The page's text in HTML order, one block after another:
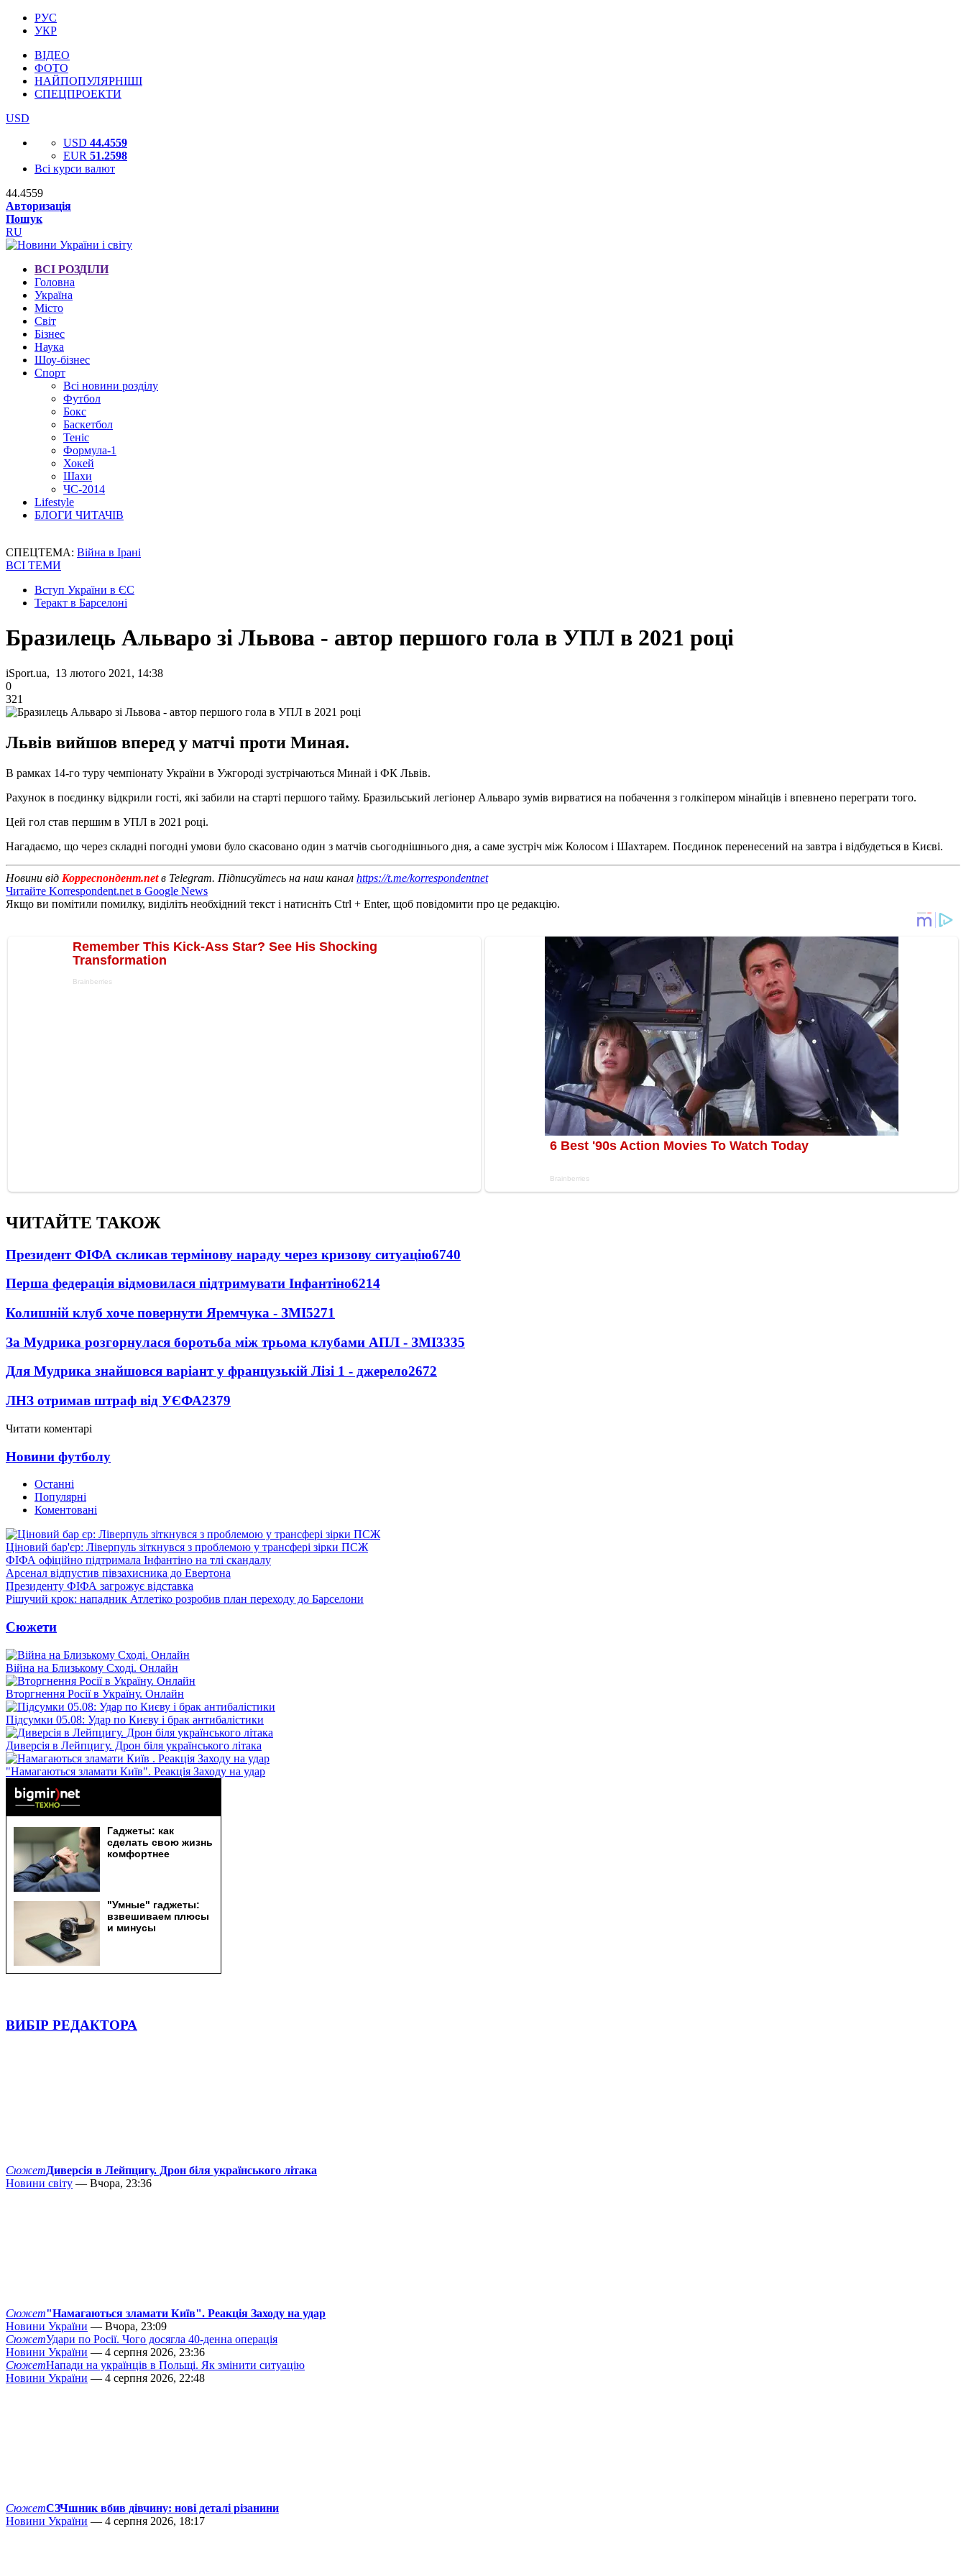
РУС
УКР
ВІДЕО
ФОТО
НАЙПОПУЛЯРНІШІ
СПЕЦПРОЕКТИ
USD
USD 44.4559
EUR 51.2598
Всі курси валют
44.4559
Авторизація
Пошук
RU
ВСІ РОЗДІЛИ
Головна
Україна
Місто
Світ
Бізнес
Наука
Шоу-бізнес
Спорт
Всі новини розділу
Футбол
Бокс
Баскетбол
Теніс
Формула-1
Хокей
Шахи
ЧС-2014
Lifestyle
БЛОГИ ЧИТАЧІВ
СПЕЦТЕМА: Війна в Ірані
ВСІ ТЕМИ
Вступ України в ЄС
Теракт в Барселоні
Бразилець Альваро зі Львова - автор першого гола в УПЛ в 2021 році
iSport.ua, 13 лютого 2021, 14:38
0
321
Львів вийшов вперед у матчі проти Миная.
В рамках 14-го туру чемпіонату України в Ужгороді зустрічаються Минай і ФК Львів.
Рахунок в поєдинку відкрили гості, які забили на старті першого тайму. Бразильський легіонер Альваро зумів вирватися на побачення з голкіпером мінайців і впевнено переграти того.
Цей гол став першим в УПЛ в 2021 році.
Нагадаємо, що через складні погодні умови було скасовано один з матчів сьогоднішнього дня, а саме зустріч між Колосом і Шахтарем. Поєдинок перенесений на завтра і відбудеться в Києві.
Новини від Корреспондент.netв Telegram. Підписуйтесь на наш канал https://t.me/korrespondentnet
Читайте Korrespondent.net в Google News
Якщо ви помітили помилку, виділіть необхідний текст і натисніть Ctrl + Enter, щоб повідомити про це редакцію.
ЧИТАЙТЕ ТАКОЖ
Президент ФІФА скликав термінову нараду через кризову ситуацію6740
Перша федерація відмовилася підтримувати Інфантіно6214
Колишній клуб хоче повернути Яремчука - ЗМІ5271
За Мудрика розгорнулася боротьба між трьома клубами АПЛ - ЗМІ3335
Для Мудрика знайшовся варіант у французькій Лізі 1 - джерело2672
ЛНЗ отримав штраф від УЄФА2379
Читати коментарі
Новини футболу
Останні
Популярні
Коментовані
Ціновий бар'єр: Ліверпуль зіткнувся з проблемою у трансфері зірки ПСЖ
ФІФА офіційно підтримала Інфантіно на тлі скандалу
Арсенал відпустив півзахисника до Евертона
Президенту ФІФА загрожує відставка
Рішучий крок: нападник Атлетіко розробив план переходу до Барселони
Сюжети
Війна на Близькому Сході. Онлайн
Вторгнення Росії в Україну. Онлайн
Підсумки 05.08: Удар по Києву і брак антибалістики
Диверсія в Лейпцигу. Дрон біля українського літака
"Намагаються зламати Київ". Реакція Заходу на удар
ВИБІР РЕДАКТОРА
СюжетДиверсія в Лейпцигу. Дрон біля українського літака
Новини світу — Вчора, 23:36
Сюжет"Намагаються зламати Київ". Реакція Заходу на удар
Новини України — Вчора, 23:09
СюжетУдари по Росії. Чого досягла 40-денна операція
Новини України — 4 серпня 2026, 23:36
СюжетНапади на українців в Польщі. Як змінити ситуацію
Новини України — 4 серпня 2026, 22:48
СюжетСЗЧшник вбив дівчину: нові деталі різанини
Новини України — 4 серпня 2026, 18:17